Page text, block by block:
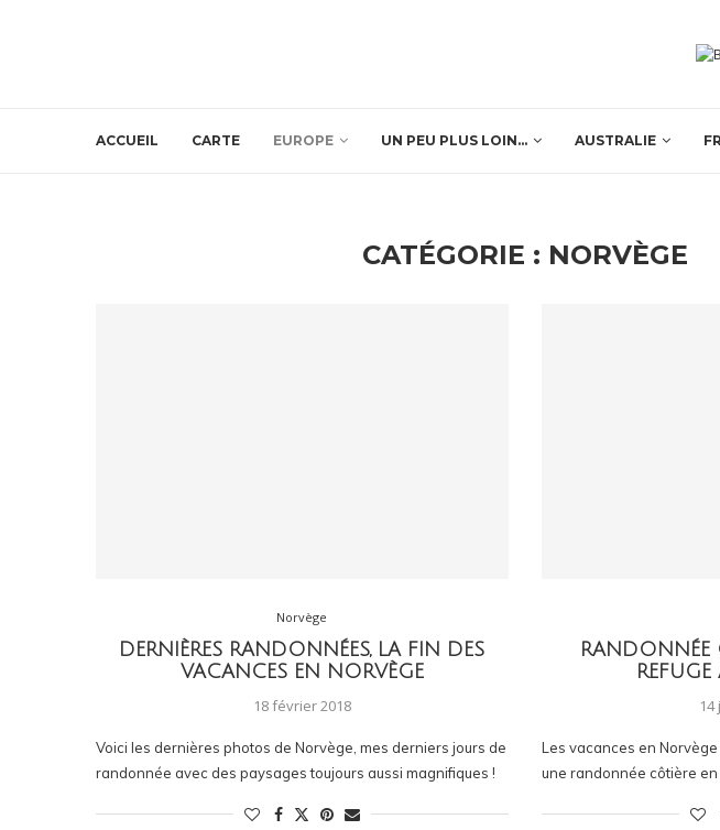
ACCUEIL CARTE EUROPE UN PEU PLUS LOIN… AUSTRALIE
CATÉGORIE : NORVÈGE
Norvège
DERNIÈRES RANDONNÉES, LA FIN DES
VACANCES EN NORVÈGE
18 février 2018
Voici les dernières photos de Norvège, mes derniers jours de
randonnée avec des paysages toujours aussi magnifiques !
RANDONNÉE
Les vacances en
une randonnée côtière en